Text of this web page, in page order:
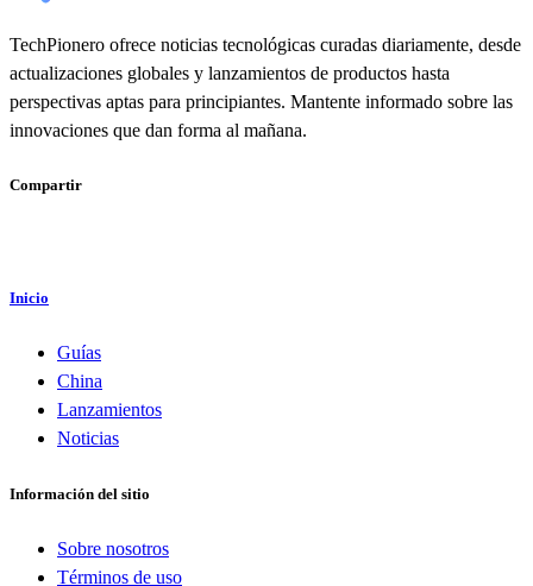
TechPionero ofrece noticias tecnológicas curadas diariamente, desde
actualizaciones globales y lanzamientos de productos hasta
perspectivas aptas para principiantes. Mantente informado sobre las
innovaciones que dan forma al mañana.
Compartir
Inicio
Guías
China
Lanzamientos
Noticias
Información del sitio
Sobre nosotros
Términos de uso